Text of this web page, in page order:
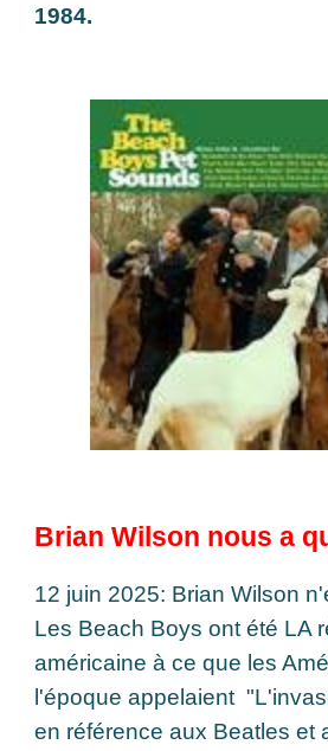
1984.
Brian Wilson nous a
12 juin 2025: Brian Wilson
Les Beach Boys ont été LA
américaine à ce que les
l'époque appelaient
en référence aux Beatles et